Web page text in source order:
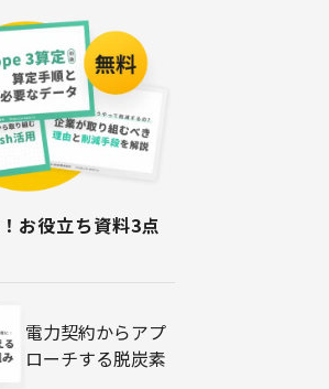
お役立ち資料3点
電力契約からアプ
ローチする脱炭素